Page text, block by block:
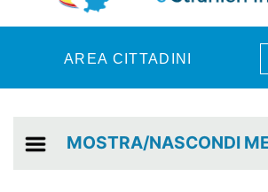
AREA CITTADINI
MOSTRA/NASCONDI